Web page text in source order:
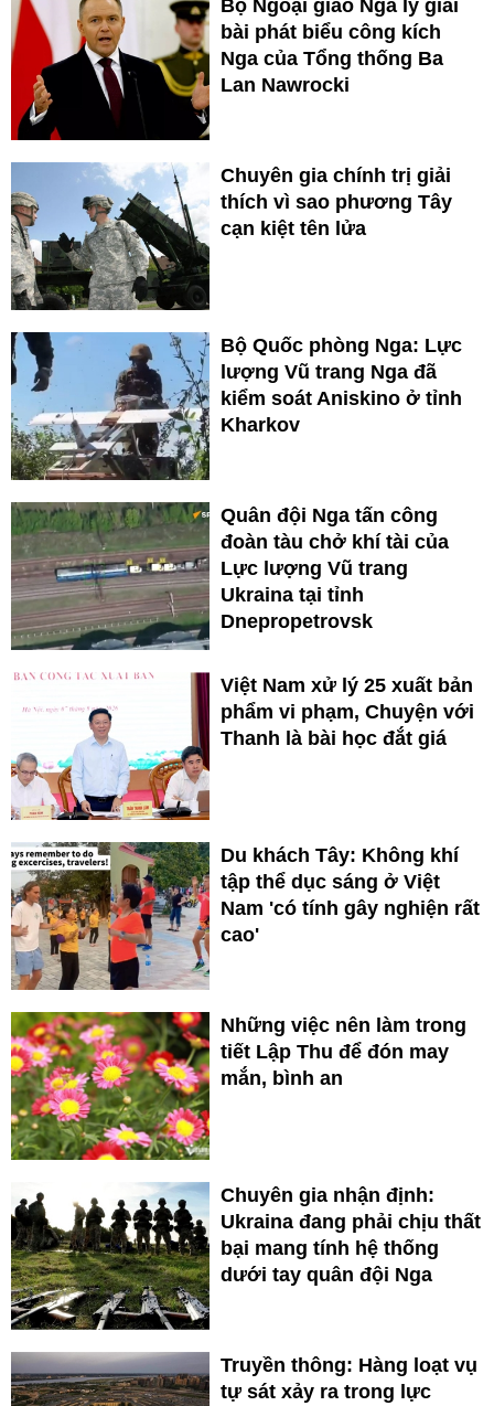
Bộ Ngoại giao Nga lý giải
bài phát biểu công kích
Nga của Tổng thống Ba
Lan Nawrocki
Chuyên gia chính trị giải
thích vì sao phương Tây
cạn kiệt tên lửa
Bộ Quốc phòng Nga: Lực
lượng Vũ trang Nga đã
kiểm soát Aniskino ở tỉnh
Kharkov
Quân đội Nga tấn công
đoàn tàu chở khí tài của
Lực lượng Vũ trang
Ukraina tại tỉnh
Dnepropetrovsk
Việt Nam xử lý 25 xuất bản
phẩm vi phạm, Chuyện với
Thanh là bài học đắt giá
Du khách Tây: Không khí
tập thể dục sáng ở Việt
Nam 'có tính gây nghiện rất
cao'
Những việc nên làm trong
tiết Lập Thu để đón may
mắn, bình an
Chuyên gia nhận định:
Ukraina đang phải chịu thất
bại mang tính hệ thống
dưới tay quân đội Nga
Truyền thông: Hàng loạt vụ
tự sát xảy ra trong lực